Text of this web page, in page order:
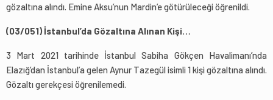
gözaltına alındı. Emine Aksu’nun Mardin’e götürüleceği öğrenildi.
(03/051) İstanbul’da Gözaltına Alınan Kişi…
3 Mart 2021 tarihinde İstanbul Sabiha Gökçen Havalimanı’nda
Elazığ’dan İstanbul’a gelen Aynur Tazegül isimli 1 kişi gözaltına alındı.
Gözaltı gerekçesi öğrenilemedi.